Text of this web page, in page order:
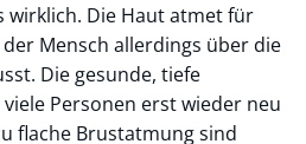
wirklich. Die Haut atmet für
Mensch allerdings über die
Die gesunde, tiefe
Personen erst wieder neu
flache Brustatmung sind